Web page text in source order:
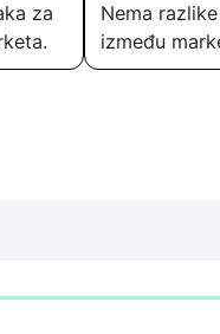
za
Nema
između